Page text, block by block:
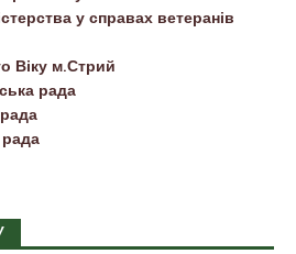
у справах ветеранів
Віку м.Стрий
рада